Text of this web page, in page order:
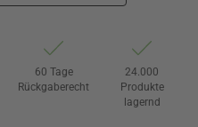
60 Tage
Rückgaberecht
24.000
Produkte
lagernd